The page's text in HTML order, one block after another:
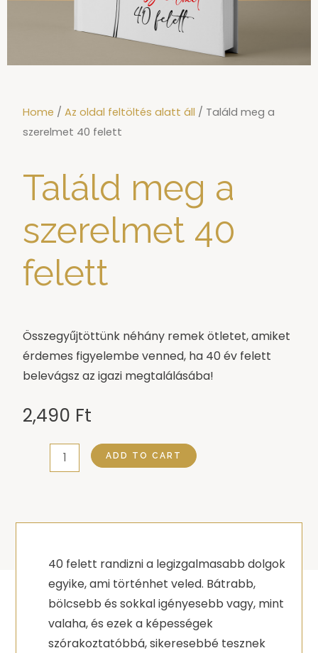
Home /Az oldal feltöltés alatt áll / Találd meg a
szerelmet 40 felett
Találd meg a
szerelmet 40
felett
Összegyűjtöttünk néhány remek ötletet, amiket
érdemes figyelembe venned, ha 40 év felett
belevágsz az igazi megtalálásába!
2,490 Ft
quantity
ADD TO CART
40 felett randizni a legizgalmasabb dolgok
egyike, ami történhet veled. Bátrabb,
bölcsebb és sokkal igényesebb vagy, mint
valaha, és ezek a képességek
szórakoztatóbbá, sikeresebbé tesznek